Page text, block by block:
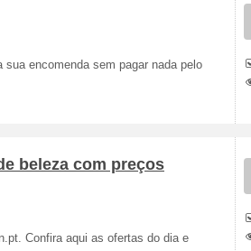
encomenda sem pagar nada pelo
beleza com preços
Confira aqui as ofertas do dia e